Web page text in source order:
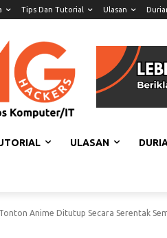
Tips Dan Tutorial Ulasan
ULASAN
Anime Ditutup Secara Serentak